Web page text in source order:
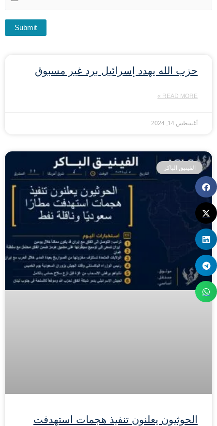
حزب الله يهدد إسرائيل برد غير مسبوق
READ MORE »
أغسطس 14, 2024
الفينيق الباكر
الحوثيون يعلنون تنفيذ هجمات استهدفت